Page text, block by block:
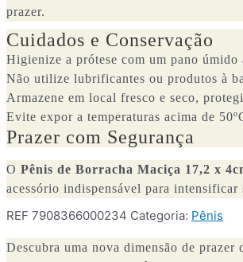
prazer.
Cuidados e Conservação
Higienize a prótese com um pano úmido
Não utilize lubrificantes ou produtos à
Armazene em local fresco e seco,
Evite expor a temperaturas acima de
Prazer com Segurança
O Pênis de Borracha Maciça 17,2 x
acessório indispensável para intensificar
REF 7908366000234 Categoria: Pênis
Descubra uma nova dimensão de prazer